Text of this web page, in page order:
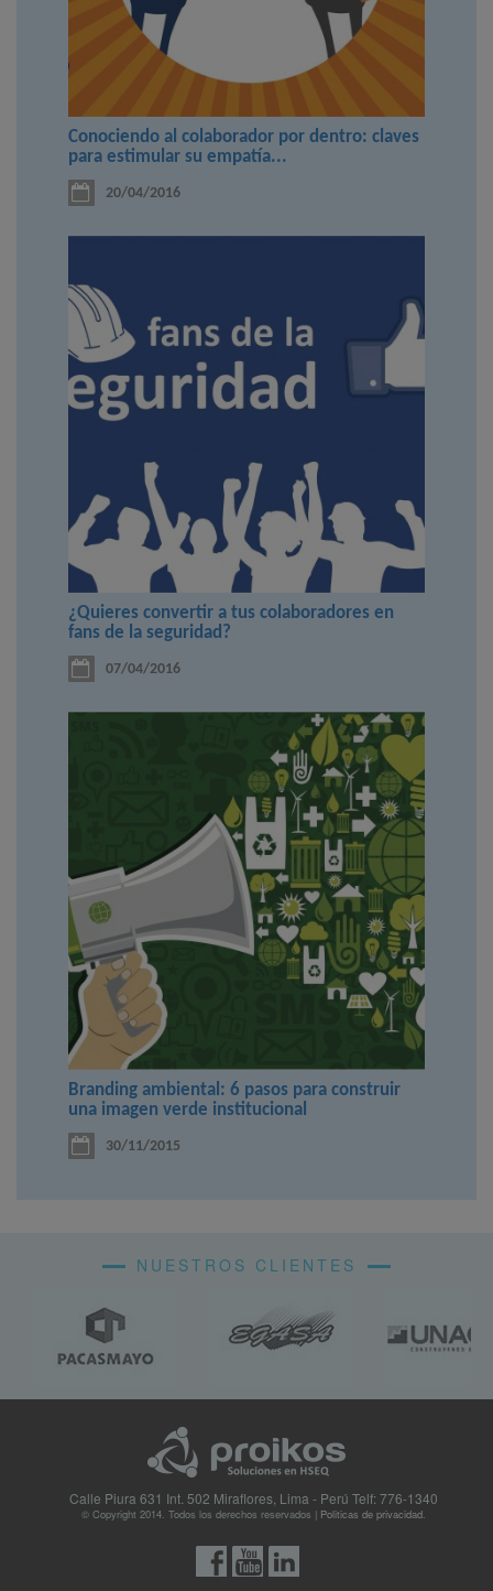
Conociendo al colaborador por dentro: claves
para estimular su empatía...
20/04/2016
¿Quieres convertir a tus colaboradores en
fans de la seguridad?
07/04/2016
Branding ambiental: 6 pasos para construir
una imagen verde institucional
30/11/2015
NUESTROS CLIENTES
Calle Piura 631 Int. 502 Miraflores, Lima - Perú Telf: 776-1340
© Copyright 2014. Todos los derechos reservados | Politicas de privacidad.